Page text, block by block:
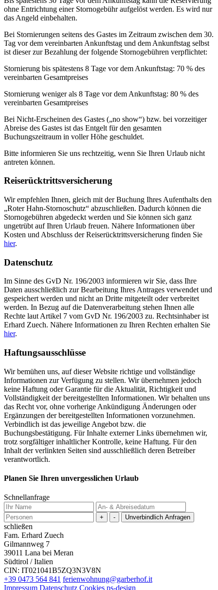
ohne Entrichtung einer Stornogebühr aufgelöst werden. Es wird nur
das Angeld einbehalten.
Bei Stornierungen seitens des Gastes im Zeitraum zwischen dem 30.
Tag vor dem vereinbarten Ankunftstag und dem Ankunftstag selbst
ist dieser zur Bezahlung der folgende Stornogebühren verpflichtet:
Stornierung bis spätestens 8 Tage vor dem Ankunftstag: 70 % des
vereinbarten Gesamtpreises
Stornierung weniger als 8 Tage vor dem Ankunftstag: 80 % des
vereinbarten Gesamtpreises
Bei Nicht-Erscheinen des Gastes („no show“) bzw. bei vorzeitiger
Abreise des Gastes ist das Entgelt für den gesamten
Buchungszeitraum in voller Höhe geschuldet.
Bitte informieren Sie uns rechtzeitig, wenn Sie Ihren Urlaub nicht
antreten können.
Reiserücktrittsversicherung
Wir empfehlen Ihnen, gleich mit der Buchung Ihres Aufenthalts den
„Roter Hahn-Stornoschutz“ abzuschließen. Dadurch können die
Stornogebühren abgedeckt werden und Sie können sich ganz
ungetrübt auf Ihren Urlaub freuen. Nähere Informationen über
Kosten und Abschluss der Reiserücktrittsversicherung finden Sie
hier.
Datenschutz
Im Sinne des GvD Nr. 196/2003 informieren wir Sie, dass Ihre
Daten ausschließlich zur Bearbeitung Ihres Antrages verwendet und
gespeichert werden und nicht an Dritte mitgeteilt oder verbreitet
werden. In Bezug auf die Datenverarbeitung stehen Ihnen alle
Rechte laut Artikel 7 vom GvD Nr. 196/2003 zu. Rechtsinhaber ist
Erhard Zuech. Nähere Informationen zu Ihren Rechten erhalten Sie
hier.
Haftungsausschlüsse
Wir bemühen uns, auf dieser Website richtige und vollständige
Informationen zur Verfügung zu stellen. Wir übernehmen jedoch
keine Haftung oder Garantie für die Aktualität, Richtigkeit und
Vollständigkeit der bereitgestellten Informationen. Wir behalten uns
das Recht vor, ohne vorherige Ankündigung Änderungen oder
Ergänzungen der bereitgestellten Informationen vorzunehmen.
Verbindlich ist das jeweilige Angebot bzw. die
Buchungsbestätigung. Für Inhalte externer Links übernehmen wir,
trotz sorgfältiger inhaltlicher Kontrolle, keine Haftung. Für den
Inhalt der verlinkten Seiten sind ausschließlich deren Betreiber
verantwortlich.
Planen Sie Ihren unvergesslichen Urlaub
Schnellanfrage
+ -
schließen
Fam. Erhard Zuech
Gilmannweg 7
39011 Lana bei Meran
Südtirol / Italien
CIN: IT021041B5ZQ3N3V8N
+39 0473 564 841 ferienwohnung@garberhof.it
Impressum Datenschutz Cookies ps-design